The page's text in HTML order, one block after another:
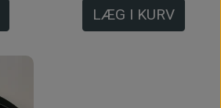
LÆG I KURV